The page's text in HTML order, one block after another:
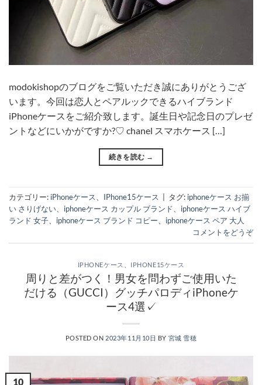
modokishopのブログをご覧いただき誠にありがとうござ
います。今回は恋人とペアルックできるハイブランド
iPhoneケースをご紹介致します。誕生日や記念日のプレゼ
ントなどにいかがですか?♡ chanel スマホケース […]
続きを読む →
カテゴリー: iPhoneケース、 IPhone15ケース タグ: iphoneケース お揃
い さりげない、 iphoneケース カップル ブランド、 iphoneケース ハイブ
ランド 女子、 iphoneケース ブランド コピー、 iphoneケース ペア 大人
コメントをどうぞ
IPHONEケース IPHONE15ケース
周りと差がつく！男女を問わずご使用いた
だける（GUCCI）グッチパロディiPhoneケ
ース4選✓
POSTED ON 2023年11月10日 BY 宮城 雪穂
10